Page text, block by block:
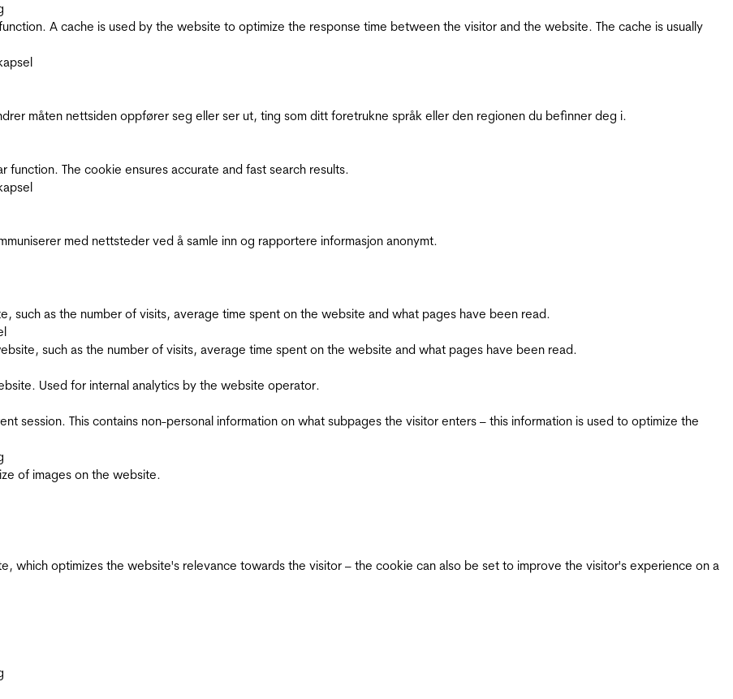
A cache is used by the website to optimize the response time between the visitor and the website. The cache is usually
måten nettsiden oppfører seg eller ser ut, ting som ditt foretrukne språk eller den regionen du befinner deg i.
The cookie ensures accurate and fast search results.
med nettsteder ved å samle inn og rapportere informasjon anonymt.
such as the number of visits, average time spent on the website and what pages have been read.
such as the number of visits, average time spent on the website and what pages have been read.
Used for internal analytics by the website operator.
session. This contains non-personal information on what subpages the visitor enters – this information is used to optimize the
of images on the website.
which optimizes the website's relevance towards the visitor – the cookie can also be set to improve the visitor's experience on a